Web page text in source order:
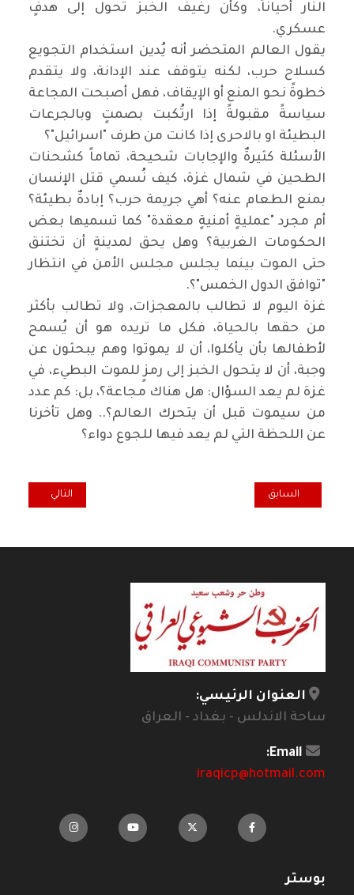
النار أحياناً، وكأن رغيف الخبز تحول إلى هدفٍ
عسكري.
‏يقول العالم المتحضر أنه يُدين استخدام التجويع
كسلاح حرب، لكنه يتوقف عند الإدانة، ولا يتقدم
خطوةً نحو المنع أو الإيقاف، فهل أصبحت المجاعة
سياسةً مقبولةً إذا ارتُكبت بصمتٍ وبالجرعات
البطيئة او بالاحرى إذا كانت من طرف "اسرائيل"؟
‏الأسئلة كثيرةٌ والإجابات شحيحة، تماماً كشحنات
الطحين في شمال غزة، كيف نُسمي قتل الإنسان
بمنع الطعام عنه؟ أهي جريمة حرب؟ إبادةٌ بطيئة؟
أم مجرد "عمليةٍ أمنيةٍ معقدة" كما تسميها بعض
الحكومات الغربية؟ وهل يحق لمدينةٍ أن تختنق
حتى الموت بينما يجلس مجلس الأمن في انتظار
"توافق الدول الخمس"؟.
‏غزة اليوم لا تطالب بالمعجزات، ولا تطالب بأكثر
من حقها بالحياة، فكل ما تريده هو أن يُسمح
لأطفالها بأن يأكلوا، أن لا يموتوا وهم يبحثون عن
وجبة، أن لا يتحول الخبز إلى رمزٍ للموت البطيء، في
غزة لم يعد السؤال: هل هناك مجاعة؟، بل: كم عدد
من سيموت قبل أن يتحرك العالم؟.. وهل تأخرنا
عن اللحظة التي لم يعد فيها للجوع دواء؟
المقال السابق: تداعيات الازمة الأخيرة مع إقليم كردستان العراق
السابق المقال التالي:
التالي
العنوان الرئيسي:
ساحة الاندلس - بغداد - العراق
Email:
iraqicp@hotmail.com
بوستر